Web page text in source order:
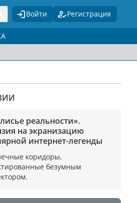
Войти Регистрация
реальности».
на экранизацию
интернет-легенды
коридоры,
безумным